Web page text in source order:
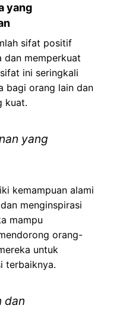
yang
sifat positif
dan memperkuat
ini seringkali
bagi orang lain dan
kuat.
yang
kemampuan alami
menginspirasi
mampu
orang-
untuk
terbaiknya.
dan